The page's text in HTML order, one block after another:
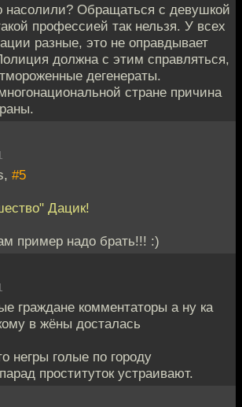
насолили? Обращаться с девушкой
профессией так нельзя. У всех
разные, это не оправдывает
должна с этим справляться,
дегенераты.
стране причина
#5
Дацик!
пример надо брать!!! :)
граждане комментаторы а ну ка
в жёны досталась
негры голые по городу
проституток устраивают.